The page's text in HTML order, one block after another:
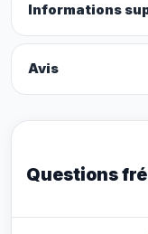
Informations
Avis
Questions